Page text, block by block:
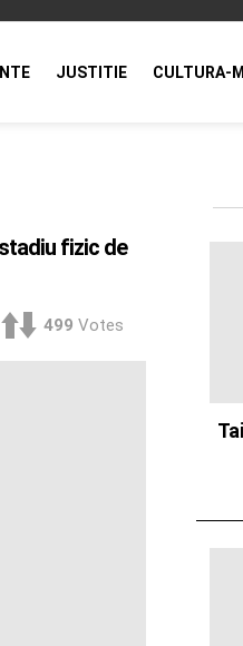
JUSTITIE CULTURA-
fizic de
499 Votes